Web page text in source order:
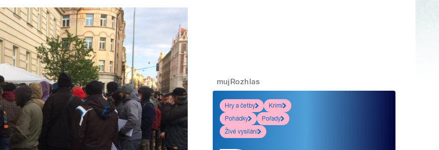
mujRozhlas
Hry a četby
Krimi
Pohádky
Pořady
Živé vysílání